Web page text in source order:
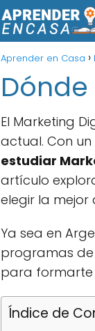
Aprender en Casa
El Marketing
actual. Con
estudiar
artículo
elegir la mejor
Ya sea en
programas de
para formarte
Índice de